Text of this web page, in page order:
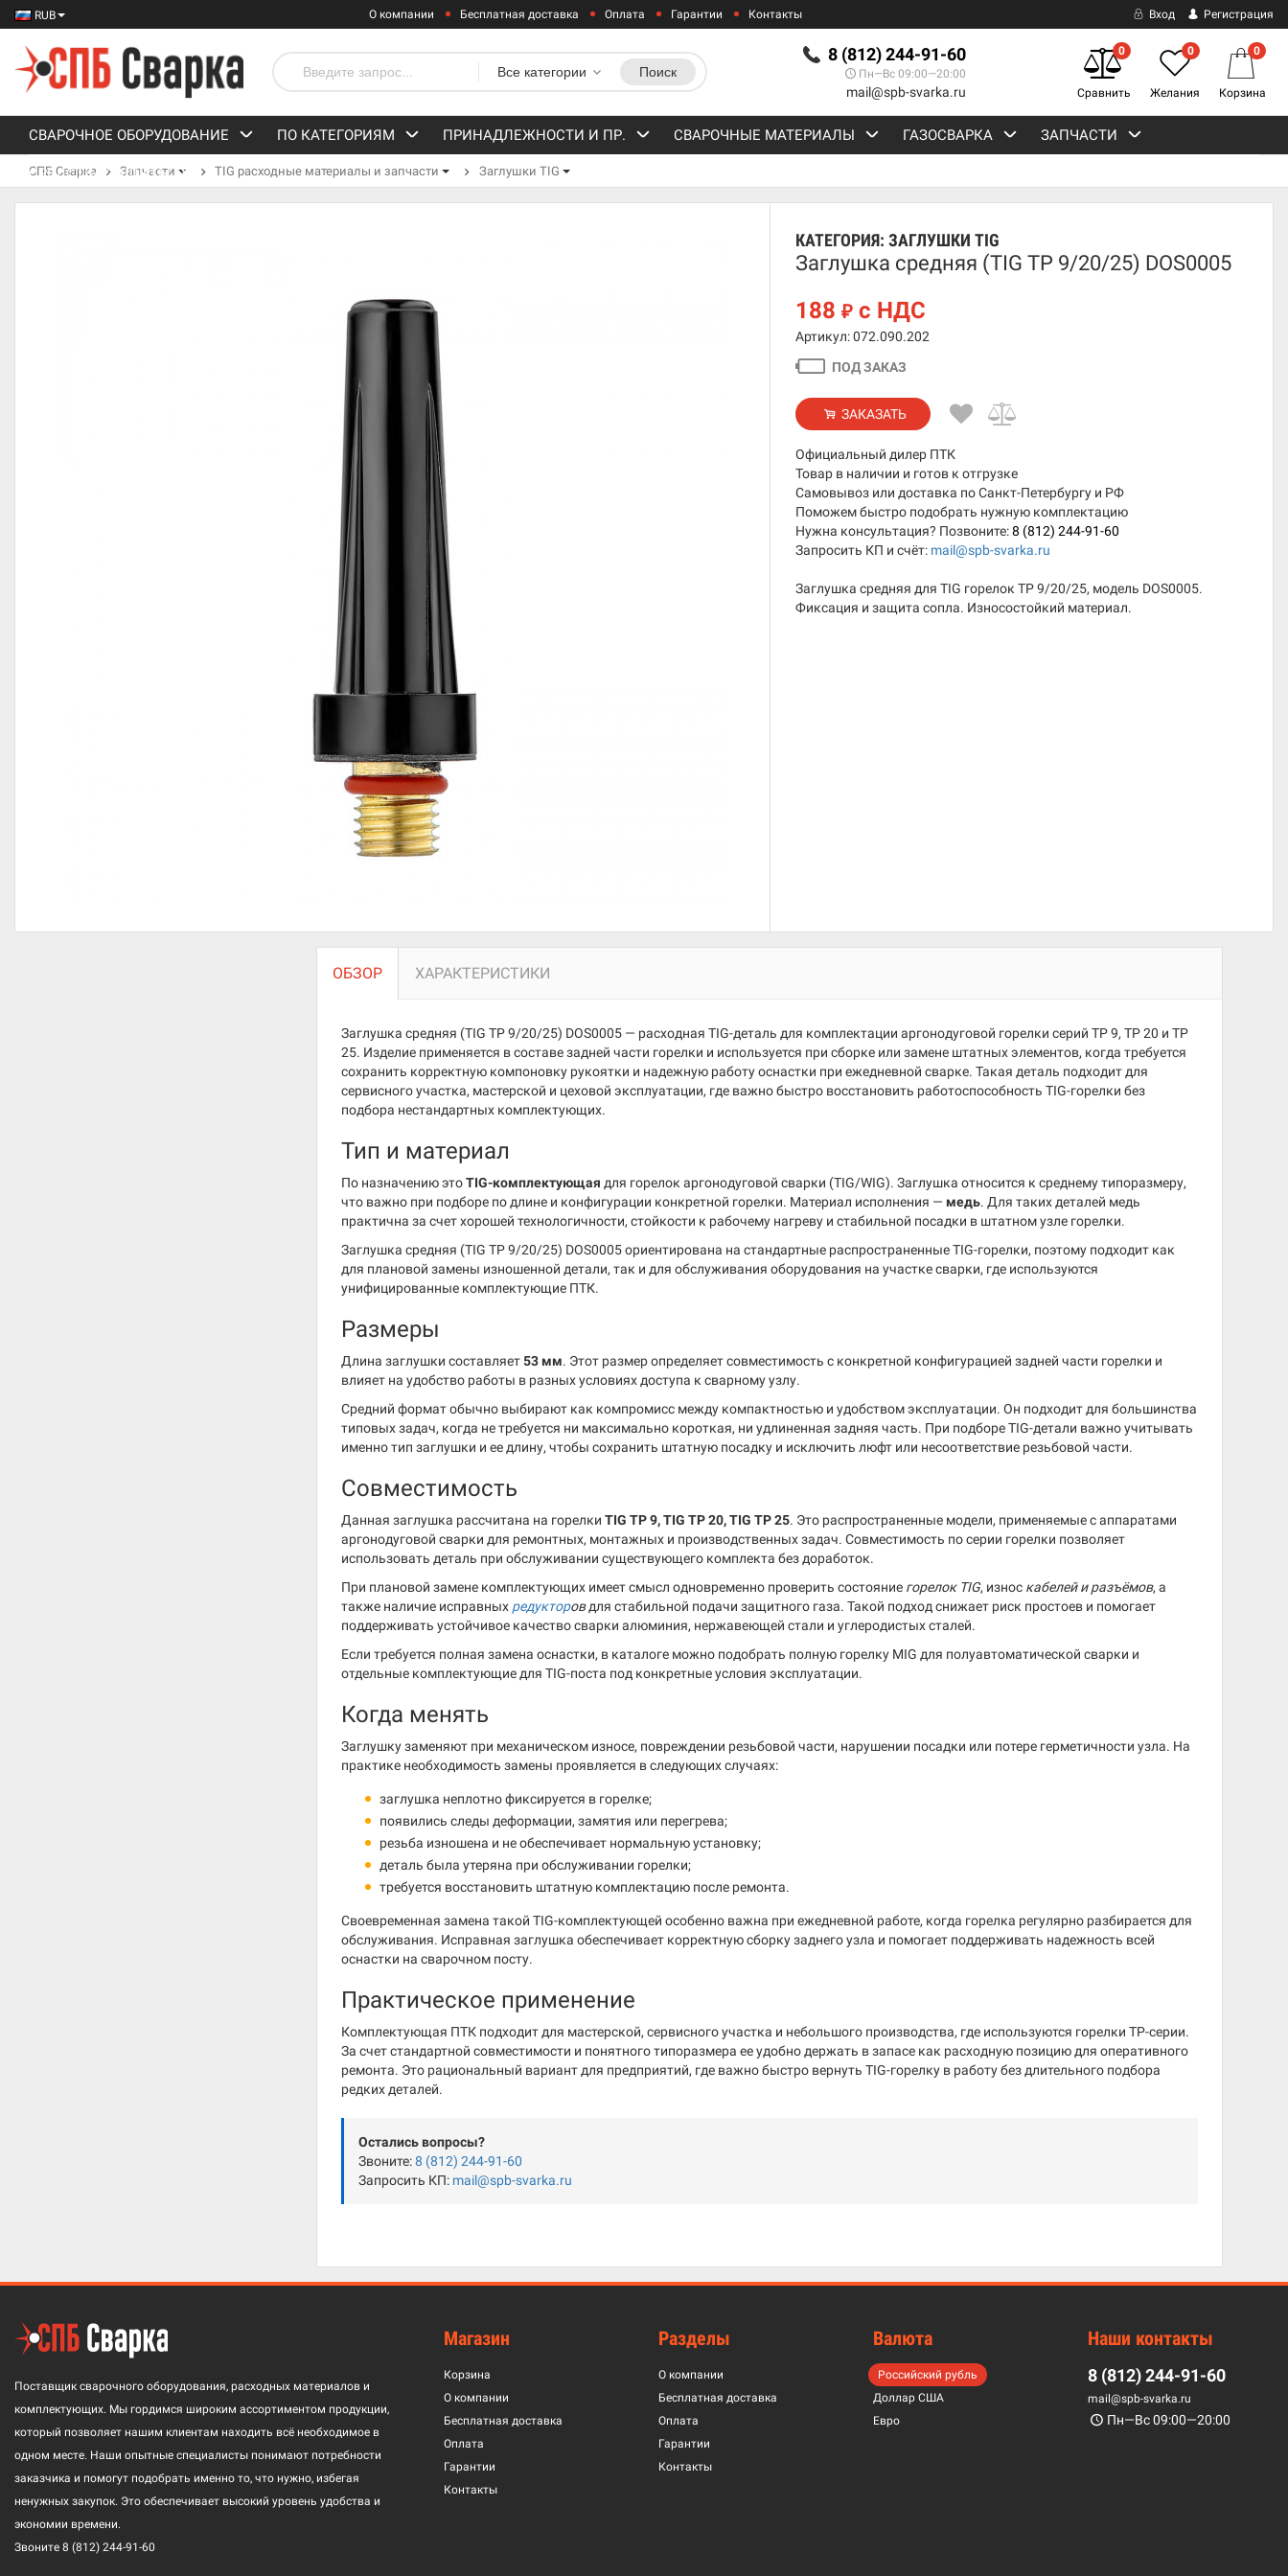
RUB О компании Бесплатная доставка Оплата Гарантии Контакты Вход Регистрация
8 (812) 244-91-60
Пн—Вс 09:00—20:00
mail@spb-svarka.ru
Все категории Поиск
0
Сравнить
0
Желания
0
Корзина
СВАРОЧНОЕ ОБОРУДОВАНИЕ ПО КАТЕГОРИЯМ ПРИНАДЛЕЖНОСТИ И ПР. СВАРОЧНЫЕ МАТЕРИАЛЫ ГАЗОСВАРКА ЗАПЧАСТИ
СРЕДСТВА ЗАЩИТЫ
СПБ Сварка Запчасти TIG расходные материалы и запчасти Заглушки TIG
КАТЕГОРИЯ:ЗАГЛУШКИ TIG
Заглушка средняя (TIG TP 9/20/25) DOS0005
188₽ с НДС
Артикул: 072.090.202
ПОД ЗАКАЗ
ЗАКАЗАТЬ
Официальный дилер ПТК
Товар в наличии и готов к отгрузке
Самовывоз или доставка по Санкт-Петербургу и РФ
Поможем быстро подобрать нужную комплектацию
Нужна консультация? Позвоните:8 (812) 244-91-60
Запросить КП и счёт: mail@spb-svarka.ru
Заглушка средняя для TIG горелок TP 9/20/25, модель DOS0005.
Фиксация и защита сопла. Износостойкий материал.
ОБЗОР ХАРАКТЕРИСТИКИ
Заглушка средняя (TIG TP 9/20/25) DOS0005 — расходная TIG-деталь для комплектации аргонодуговой горелки серий TP 9, TP 20 и TP
25. Изделие применяется в составе задней части горелки и используется при сборке или замене штатных элементов, когда требуется
сохранить корректную компоновку рукоятки и надежную работу оснастки при ежедневной сварке. Такая деталь подходит для
сервисного участка, мастерской и цеховой эксплуатации, где важно быстро восстановить работоспособность TIG-горелки без
подбора нестандартных комплектующих.
Тип и материал
По назначению этоTIG-комплектующая для горелок аргонодуговой сварки (TIG/WIG). Заглушка относится к среднему типоразмеру,
что важно при подборе по длине и конфигурации конкретной горелки. Материал исполнения — медь. Для таких деталей медь
практична за счет хорошей технологичности, стойкости к рабочему нагреву и стабильной посадки в штатном узле горелки.
Заглушка средняя (TIG TP 9/20/25) DOS0005 ориентирована на стандартные распространенные TIG-горелки, поэтому подходит как
для плановой замены изношенной детали, так и для обслуживания оборудования на участке сварки, где используются
унифицированные комплектующие ПТК.
Размеры
Длина заглушки составляет53 мм. Этот размер определяет совместимость с конкретной конфигурацией задней части горелки и
влияет на удобство работы в разных условиях доступа к сварному узлу.
Средний формат обычно выбирают как компромисс между компактностью и удобством эксплуатации. Он подходит для большинства
типовых задач, когда не требуется ни максимально короткая, ни удлиненная задняя часть. При подборе TIG-детали важно учитывать
именно тип заглушки и ее длину, чтобы сохранить штатную посадку и исключить люфт или несоответствие резьбовой части.
Совместимость
Данная заглушка рассчитана на горелки TIG TP 9, TIG TP 20, TIG TP 25. Это распространенные модели, применяемые с аппаратами
аргонодуговой сварки для ремонтных, монтажных и производственных задач. Совместимость по серии горелки позволяет
использовать деталь при обслуживании существующего комплекта без доработок.
При плановой замене комплектующих имеет смысл одновременно проверить состояние горелок TIG, износ кабелей и разъёмов, а
также наличие исправных редукторовдля стабильной подачи защитного газа. Такой подход снижает риск простоев и помогает
поддерживать устойчивое качество сварки алюминия, нержавеющей стали и углеродистых сталей.
Если требуется полная замена оснастки, в каталоге можно подобрать полную горелку MIG для полуавтоматической сварки и
отдельные комплектующие для TIG-поста под конкретные условия эксплуатации.
Когда менять
Заглушку заменяют при механическом износе, повреждении резьбовой части, нарушении посадки или потере герметичности узла. На
практике необходимость замены проявляется в следующих случаях:
заглушка неплотно фиксируется в горелке;
появились следы деформации, замятия или перегрева;
резьба изношена и не обеспечивает нормальную установку;
деталь была утеряна при обслуживании горелки;
требуется восстановить штатную комплектацию после ремонта.
Своевременная замена такой TIG-комплектующей особенно важна при ежедневной работе, когда горелка регулярно разбирается для
обслуживания. Исправная заглушка обеспечивает корректную сборку заднего узла и помогает поддерживать надежность всей
оснастки на сварочном посту.
Практическое применение
Комплектующая ПТК подходит для мастерской, сервисного участка и небольшого производства, где используются горелки TP-серии.
За счет стандартной совместимости и понятного типоразмера ее удобно держать в запасе как расходную позицию для оперативного
ремонта. Это рациональный вариант для предприятий, где важно быстро вернуть TIG-горелку в работу без длительного подбора
редких деталей.
Остались вопросы?
Звоните:8 (812) 244-91-60
Запросить КП: mail@spb-svarka.ru
Поставщик сварочного оборудования, расходных материалов и
комплектующих. Мы гордимся широким ассортиментом продукции,
который позволяет нашим клиентам находить всё необходимое в
одном месте. Наши опытные специалисты понимают потребности
заказчика и помогут подобрать именно то, что нужно, избегая
ненужных закупок. Это обеспечивает высокий уровень удобства и
экономии времени.
Звоните 8 (812) 244-91-60
Магазин
Корзина
О компании
Бесплатная доставка
Оплата
Гарантии
Контакты
Разделы
О компании
Бесплатная доставка
Оплата
Гарантии
Контакты
Валюта
Российский рубль
Доллар США
Евро
Наши контакты
8 (812) 244-91-60
mail@spb-svarka.ru
Пн—Вс 09:00—20:00